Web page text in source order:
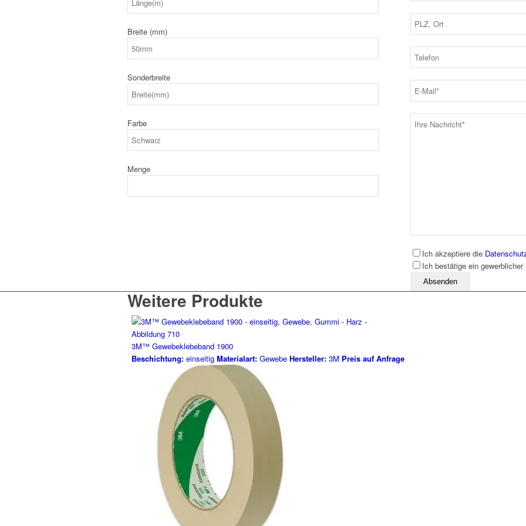
Breite (mm)
Sonderbreite
Farbe
Menge
Ich akzeptiere die
Ich bestätige ein
Bitte lassen Sie dieses Feld leer
Weitere Produkte
3M™ Gewebeklebeband 1900
Beschichtung: einseitig Materialart: Gewebe Hersteller: 3M Preis auf Anfrage